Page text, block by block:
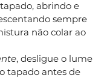
abrindo e
sempre
não colar ao
, desligue o lume
tapado antes de